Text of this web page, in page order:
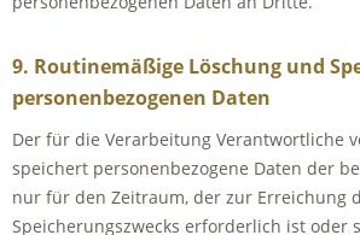
9. Routinemäßige Löschung und
personenbezogenen Daten
Der für die Verarbeitung Verantwortliche
speichert personenbezogene Daten der
nur für den Zeitraum, der zur Erreichung
Speicherungszwecks erforderlich ist oder